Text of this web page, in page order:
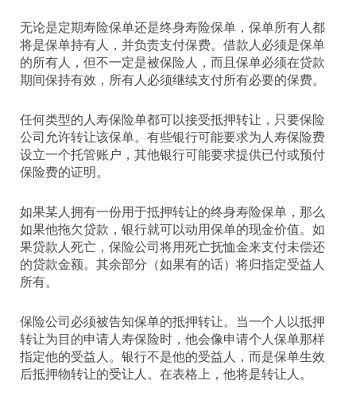
无论是定期寿险保单还是终身寿险保单，保单所有人都
将是保单持有人，并负责支付保费。借款人必须是保单
的所有人，但不一定是被保险人，而且保单必须在贷款
期间保持有效，所有人必须继续支付所有必要的保费。
任何类型的人寿保险单都可以接受抵押转让，只要保险
公司允许转让该保单。有些银行可能要求为人寿保险费
设立一个托管账户，其他银行可能要求提供已付或预付
保险费的证明。
如果某人拥有一份用于抵押转让的终身寿险保单，那么
如果他拖欠贷款，银行就可以动用保单的现金价值。如
果贷款人死亡，保险公司将用死亡抚恤金来支付未偿还
的贷款金额。其余部分（如果有的话）将归指定受益人
所有。
保险公司必须被告知保单的抵押转让。当一个人以抵押
转让为目的申请人寿保险时，他会像申请个人保单那样
指定他的受益人。银行不是他的受益人，而是保单生效
后抵押物转让的受让人。在表格上，他将是转让人。